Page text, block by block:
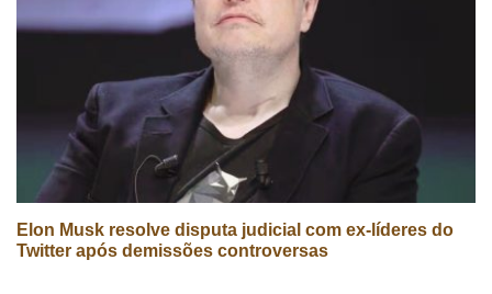
Elon Musk resolve disputa judicial com ex-líderes do
Twitter após demissões controversas